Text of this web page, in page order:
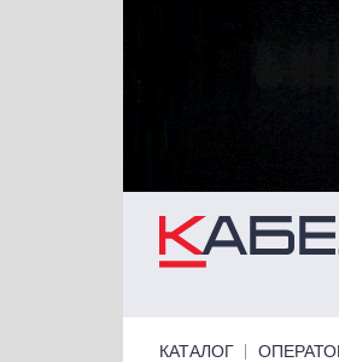
КАТАЛОГ